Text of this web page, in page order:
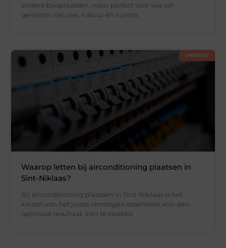
andere badplaatsen, maar perfect voor wie wil
genieten van zee, natuur en ruimte.
ENERGIE
Waarop letten bij airconditioning plaatsen in
Sint-Niklaas?
Bij airconditioning plaatsen in Sint-Niklaas is het
kiezen van het juiste vermogen essentieel voor een
optimaal resultaat. Een te zwakke